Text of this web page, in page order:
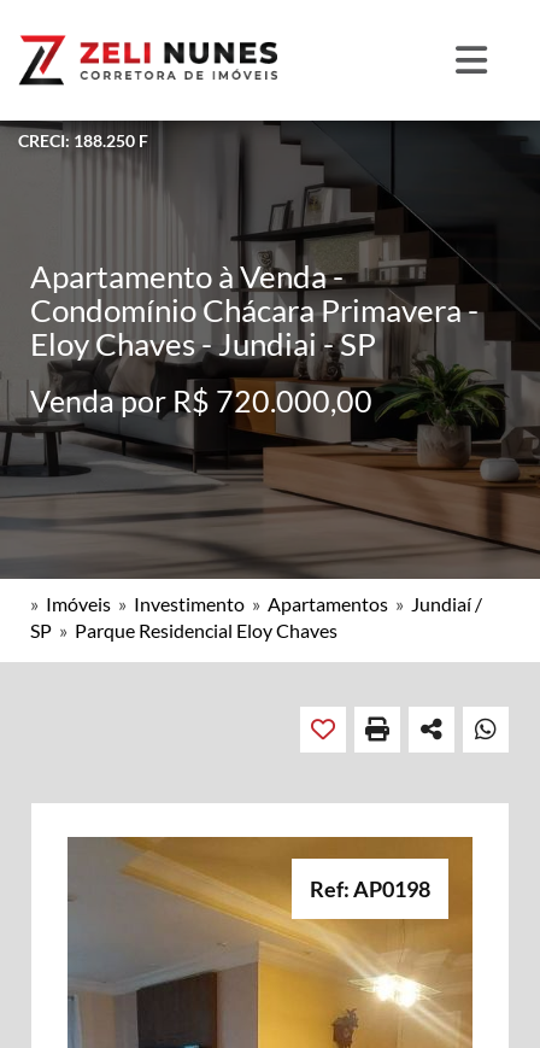
CRECI: 188.250 F
Apartamento à Venda -
Condomínio Chácara Primavera -
Eloy Chaves - Jundiai - SP
Venda por R$ 720.000,00
» Imóveis » Investimento » Apartamentos » Jundiaí /
SP » Parque Residencial Eloy Chaves
Ref: AP0198